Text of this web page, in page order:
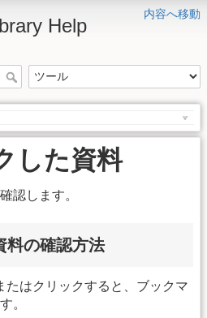
内容へ移動
Help
した資料
認します。
料の確認方法
たはクリックすると、ブックマ
。